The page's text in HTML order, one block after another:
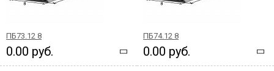
ПБ73.12 8
0.00 руб.
ПБ74.12 8
0.00 руб.